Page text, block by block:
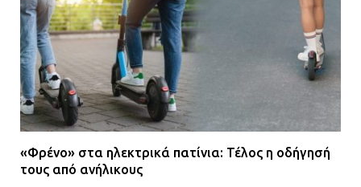
«Φρένο» στα ηλεκτρικά πατίνια: Τέλος η οδήγησή
τους από ανήλικους